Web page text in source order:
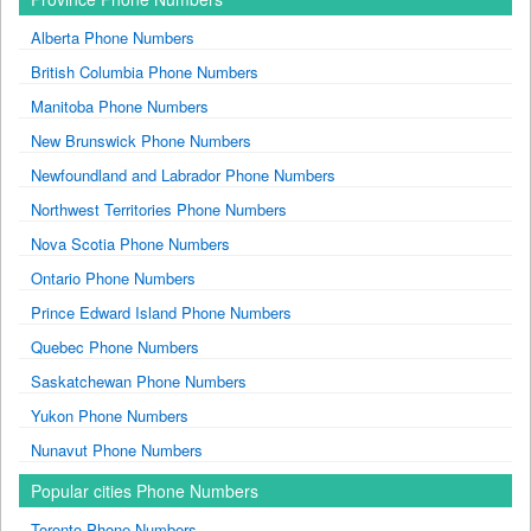
Alberta Phone Numbers
British Columbia Phone Numbers
Manitoba Phone Numbers
New Brunswick Phone Numbers
Newfoundland and Labrador Phone Numbers
Northwest Territories Phone Numbers
Nova Scotia Phone Numbers
Ontario Phone Numbers
Prince Edward Island Phone Numbers
Quebec Phone Numbers
Saskatchewan Phone Numbers
Yukon Phone Numbers
Nunavut Phone Numbers
Popular cities Phone Numbers